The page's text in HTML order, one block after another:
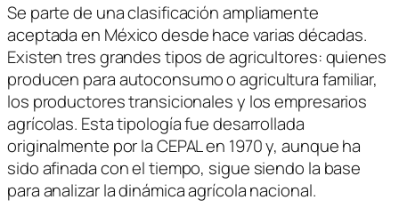
Se parte de una clasificación ampliamente
aceptada en México desde hace varias décadas.
Existen tres grandes tipos de agricultores: quienes
producen para autoconsumo o agricultura familiar,
los productores transicionales y los empresarios
agrícolas. Esta tipología fue desarrollada
originalmente por la CEPAL en 1970 y, aunque ha
sido afinada con el tiempo, sigue siendo la base
para analizar la dinámica agrícola nacional.